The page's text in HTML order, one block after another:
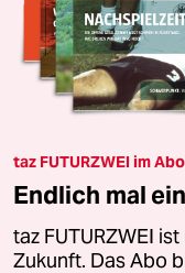
taz FUTURZWEI im
Endlich mal
taz FUTURZWEI
Zukunft. Das Abo